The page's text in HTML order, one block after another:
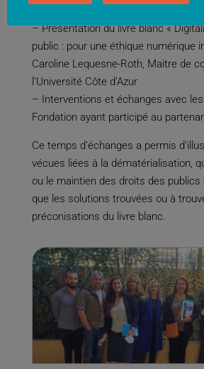
– Présentation du livre blanc «
public : pour une éthique numérique
Caroline Lequesne-Roth, Maitre de
l’Université Côte d’Azur
– Interventions et échanges avec
Fondation ayant participé au
Ce temps d’échanges a permis
vécues liées à la dématérialisation,
ou le maintien des droits des publics
que les solutions trouvées ou à
préconisations du livre blanc.